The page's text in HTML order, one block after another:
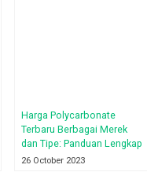
Harga Polycarbonate
Terbaru Berbagai Merek
dan Tipe: Panduan Lengkap
26 October 2023